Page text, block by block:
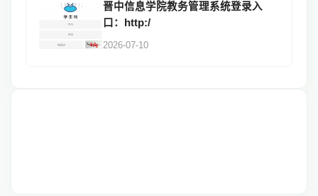
晋中信息学院教务管理系统登录入
口：http:/
2026-07-10